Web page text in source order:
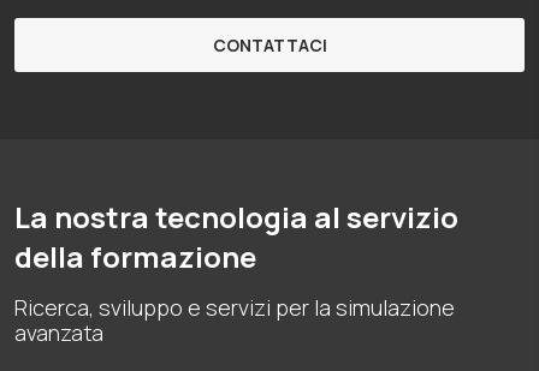
CONTATTACI
La nostra tecnologia al servizio
della formazione
Ricerca, sviluppo e servizi per la simulazione
avanzata